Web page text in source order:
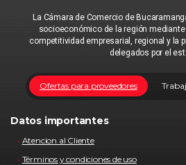
La Cámara de Comercio de
socioeconómico de la región
competitividad empresarial, regional y la
delegados por el
Ofertas para proveedores
Datos importantes
Atencion al Cliente
Términos y condiciones de uso